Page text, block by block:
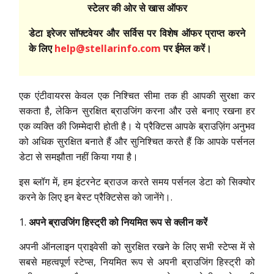
स्टेलर की ओर से खास ऑफर
डेटा इरेजर सॉफ्टवेयर और सर्विस पर विशेष ऑफर प्राप्त करने
के लिएhelp@stellarinfo.comपर ईमेल करें।
एक एंटीवायरस केवल एक निश्चित सीमा तक ही आपकी सुरक्षा कर
सकता है, लेकिन सुरक्षित ब्राउजिंग करना और उसे बनाए रखना हर
एक व्यक्ति की जिम्मेदारी होती है। ये प्रैक्टिस आपके ब्राउज़िंग अनुभव
को अधिक सुरक्षित बनाते हैं और सुनिश्चित करते हैं कि आपके पर्सनल
डेटा से समझौता नहीं किया गया है।
इस ब्लॉग में, हम इंटरनेट ब्राउज करते समय पर्सनल डेटा को सिक्योर
करने के लिए इन बेस्ट प्रैक्टिसेस को जानेंगे।.
अपने ब्राउजिंग हिस्ट्री को नियमित रूप से क्लीन करें
अपनी ऑनलाइन प्राइवेसी को सुरक्षित रखने के लिए सभी स्टेप्स में से
सबसे महत्वपूर्ण स्टेप्स, नियमित रूप से अपनी ब्राउजिंग हिस्ट्री को